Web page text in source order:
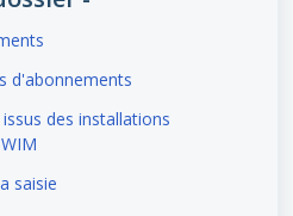
d'abonnements
des installations
saisie